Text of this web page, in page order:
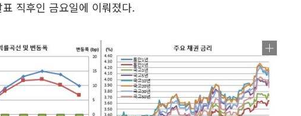
직후인 금요일에 이뤄졌다.